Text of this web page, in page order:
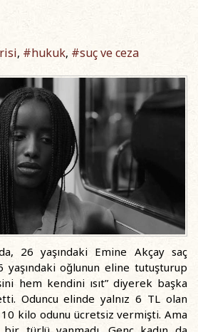
, #hukuk, #suç ve ceza
26 yaşındaki Emine Akçay saç
oğlunun eline tutuşturup
hem kendini ısıt” diyerek başka
Oduncu elinde yalnız 6 TL olan
10 kilo odunu ücretsiz vermişti. Ama